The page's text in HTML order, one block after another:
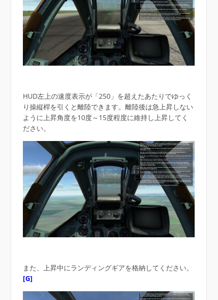
HUD左上の速度表示が「250」を超えたあたりでゆっく
り操縦桿を引くと離陸できます。離陸後は急上昇しない
ように上昇角度を10度～15度程度に維持し上昇してく
ださい。
また、上昇中にランディングギアを格納してください。
[G]